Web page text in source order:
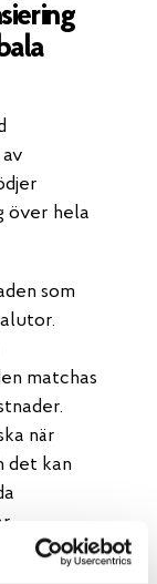
över hela
som
matchas
när
det kan
sättet